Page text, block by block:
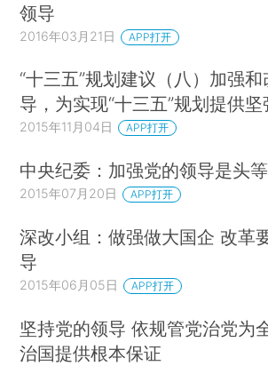
领导
2016年03月21日 APP打开
“十三五”规划建议（八）加强
导，为实现“十三五”规划提供
2015年11月04日 APP打开
中央纪委：加强党的领导是头
2015年07月20日 APP打开
深改小组：做强做大国企 改革
导
2015年06月05日 APP打开
坚持党的领导 依规管党治党为
治国提供根本保证